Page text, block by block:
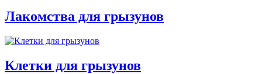
Лакомства для грызунов
Клетки для грызунов